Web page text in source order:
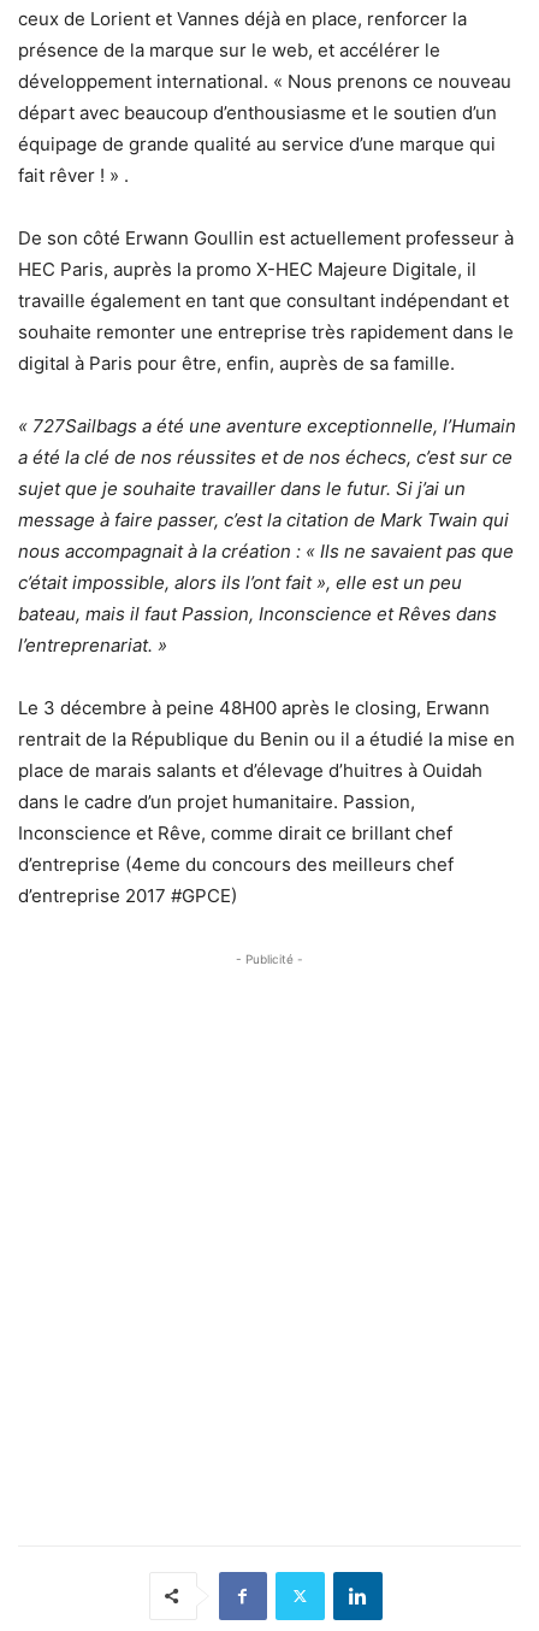
ceux de Lorient et Vannes déjà en place, renforcer la
présence de la marque sur le web, et accélérer le
développement international. « Nous prenons ce nouveau
départ avec beaucoup d’enthousiasme et le soutien d’un
équipage de grande qualité au service d’une marque qui
fait rêver ! » .
De son côté Erwann Goullin est actuellement professeur à
HEC Paris, auprès la promo X-HEC Majeure Digitale, il
travaille également en tant que consultant indépendant et
souhaite remonter une entreprise très rapidement dans le
digital à Paris pour être, enfin, auprès de sa famille.
« 727Sailbags a été une aventure exceptionnelle, l’Humain
a été la clé de nos réussites et de nos échecs, c’est sur ce
sujet que je souhaite travailler dans le futur. Si j’ai un
message à faire passer, c’est la citation de Mark Twain qui
nous accompagnait à la création : « Ils ne savaient pas que
c’était impossible, alors ils l’ont fait », elle est un peu
bateau, mais il faut Passion, Inconscience et Rêves dans
l’entreprenariat. »
Le 3 décembre à peine 48H00 après le closing, Erwann
rentrait de la République du Benin ou il a étudié la mise en
place de marais salants et d’élevage d’huitres à Ouidah
dans le cadre d’un projet humanitaire. Passion,
Inconscience et Rêve, comme dirait ce brillant chef
d’entreprise (4eme du concours des meilleurs chef
d’entreprise 2017 #GPCE)
- Publicité -